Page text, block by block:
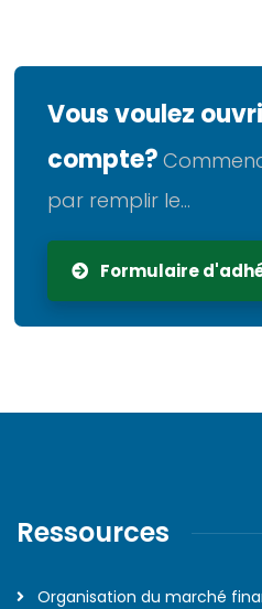
Vous voulez
compte?
par remplir le...
Formulaire
Ressources
Organisation du marché